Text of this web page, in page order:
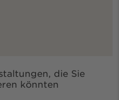
die Sie
könnten